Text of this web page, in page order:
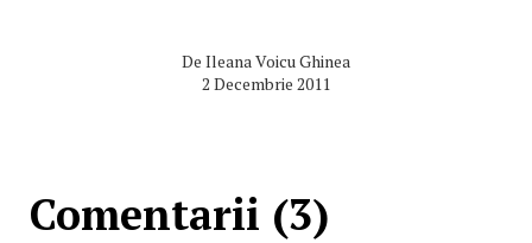
De Ileana Voicu Ghinea
2 Decembrie 2011
Comentarii (3)